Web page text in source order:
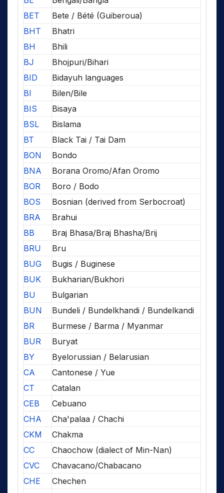
BET
Bete / Bété (Guiberoua)
BHT
Bhatri
BH
Bhili
BJ
Bhojpuri/Bihari
BID
Bidayuh languages
BI
Bilen/Bile
BIS
Bisaya
BSL
Bislama
BT
Black Tai / Tai Dam
BON
Bondo
BNA
Borana Oromo/Afan Oromo
BOR
Boro / Bodo
BOS
Bosnian (derived from Serbocroat)
BRA
Brahui
BB
Braj Bhasa/Braj Bhasha/Brij
BRU
Bru
BUG
Bugis / Buginese
BUK
Bukharian/Bukhori
BU
Bulgarian
BUN
Bundeli / Bundelkhandi / Bundelkandi
BR
Burmese / Barma / Myanmar
BUR
Buryat
BY
Byelorussian / Belarusian
CA
Cantonese / Yue
CT
Catalan
CEB
Cebuano
CHA
Cha'palaa / Chachi
CKM
Chakma
CC
Chaochow (dialect of Min-Nan)
CVC
Chavacano/Chabacano
CHE
Chechen